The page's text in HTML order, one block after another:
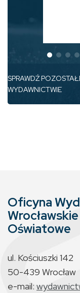
SPRAWDŹ
WYDAWNICTWIE
Oficyna
Oświatowe
ul. Kościuszki 142
50-439 Wrocław
e-mail: